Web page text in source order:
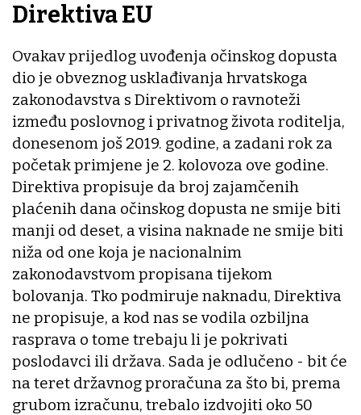
Direktiva EU
Ovakav prijedlog uvođenja očinskog dopusta
dio je obveznog usklađivanja hrvatskoga
zakonodavstva s Direktivom o ravnoteži
između poslovnog i privatnog života roditelja,
donesenom još 2019. godine, a zadani rok za
početak primjene je 2. kolovoza ove godine.
Direktiva propisuje da broj zajamčenih
plaćenih dana očinskog dopusta ne smije biti
manji od deset, a visina naknade ne smije biti
niža od one koja je nacionalnim
zakonodavstvom propisana tijekom
bolovanja. Tko podmiruje naknadu, Direktiva
ne propisuje, a kod nas se vodila ozbiljna
rasprava o tome trebaju li je pokrivati
poslodavci ili država. Sada je odlučeno - bit će
na teret državnog proračuna za što bi, prema
grubom izračunu, trebalo izdvojiti oko 50